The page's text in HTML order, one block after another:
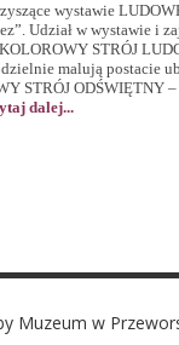
wystawie
Udział w wystawie i
STRÓJ
malują postacie
STRÓJ ODŚWIĘTNY
dalej...
Muzeum w